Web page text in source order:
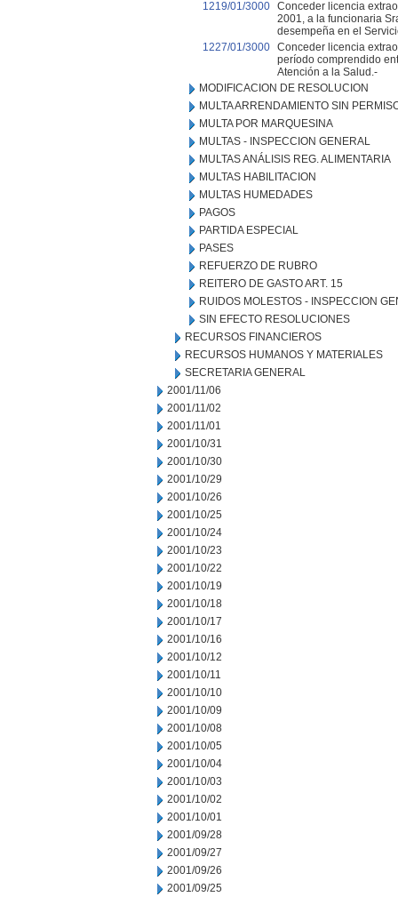
1219/01/3000 Conceder licencia
2001, a la funcionaria
desempeña en el
1227/01/3000 Conceder licencia
período comprendido
Atención a la Salud.-
MODIFICACION DE RESOLUCION
MULTA ARRENDAMIENTO SIN
MULTA POR MARQUESINA
MULTAS - INSPECCION GENERAL
MULTAS ANÁLISIS REG. ALIMENTARIA
MULTAS HABILITACION
MULTAS HUMEDADES
PAGOS
PARTIDA ESPECIAL
PASES
REFUERZO DE RUBRO
REITERO DE GASTO ART. 15
RUIDOS MOLESTOS - INSPECCION
SIN EFECTO RESOLUCIONES
RECURSOS FINANCIEROS
RECURSOS HUMANOS Y MATERIALES
SECRETARIA GENERAL
2001/11/06
2001/11/02
2001/11/01
2001/10/31
2001/10/30
2001/10/29
2001/10/26
2001/10/25
2001/10/24
2001/10/23
2001/10/22
2001/10/19
2001/10/18
2001/10/17
2001/10/16
2001/10/12
2001/10/11
2001/10/10
2001/10/09
2001/10/08
2001/10/05
2001/10/04
2001/10/03
2001/10/02
2001/10/01
2001/09/28
2001/09/27
2001/09/26
2001/09/25